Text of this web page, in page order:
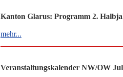
Kanton Glarus: Programm 2.
mehr...
Veranstaltungskalender NW/OW